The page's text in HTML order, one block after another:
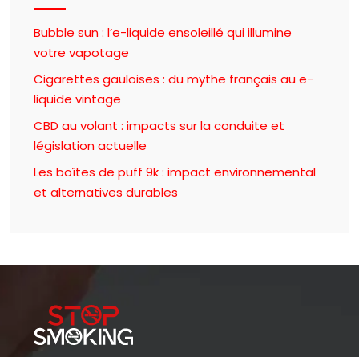
Bubble sun : l’e-liquide ensoleillé qui illumine
votre vapotage
Cigarettes gauloises : du mythe français au e-
liquide vintage
CBD au volant : impacts sur la conduite et
législation actuelle
Les boîtes de puff 9k : impact environnemental
et alternatives durables